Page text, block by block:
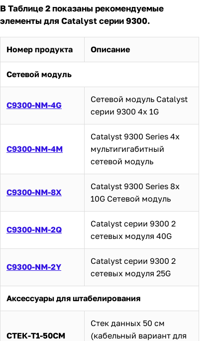
В Таблице 2 показаны рекомендуемые
элементы для Catalyst серии 9300.
Номер продукта Описание
Сетевой модуль
C9300-NM-4G
Сетевой модуль Catalyst
серии 9300 4x 1G
C9300-NM-4M
Catalyst 9300 Series 4x
мультигигабитный
сетевой модуль
C9300-NM-8X
Catalyst 9300 Series 8x
10G Сетевой модуль
C9300-NM-2Q
Catalyst серии 9300 2
сетевых модуля 40G
C9300-NM-2Y
Catalyst серии 9300 2
сетевых модуля 25G
Аксессуары для штабелирования
СТЕК-T1-50CM
Стек данных 50 см
(кабельный вариант для